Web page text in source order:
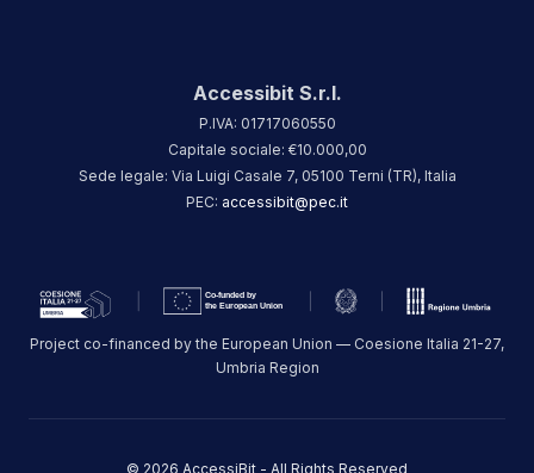
Accessibit S.r.l.
P.IVA: 01717060550
Capitale sociale: €10.000,00
Sede legale: Via Luigi Casale 7, 05100 Terni (TR), Italia
PEC: accessibit@pec.it
Project co-financed by the European Union — Coesione Italia 21-27,
Umbria Region
© 2026 AccessiBit - All Rights Reserved